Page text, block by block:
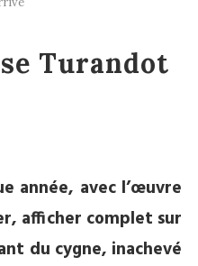
Turandot
année, avec l’œuvre
afficher complet sur
du cygne, inachevé